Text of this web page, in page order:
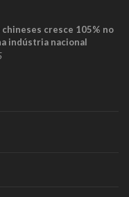
cresce 105% no
indústria nacional